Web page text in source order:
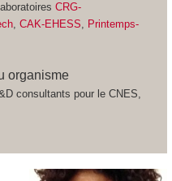
CRG-
, CAK-EHESS, Printemps-
organisme
consultants pour le CNES,